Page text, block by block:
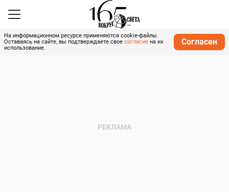
На информационном ресурсе применяются cookie-файлы.
Оставаясь на сайте, вы подтверждаете свое согласие на их
использование.
Согласен